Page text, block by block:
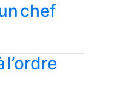
chef
l’ordre